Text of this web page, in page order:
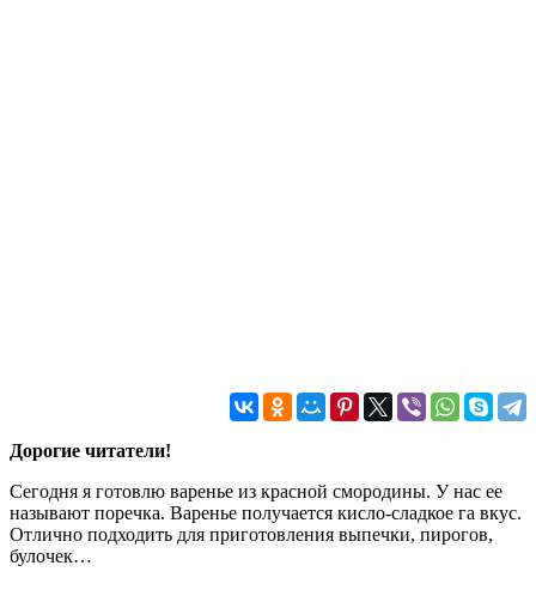
Дорогие читатели!
Сегодня я готовлю варенье из красной смородины. У нас ее
называют поречка. Варенье получается кисло-сладкое га вкус.
Отлично подходить для приготовления выпечки, пирогов,
булочек…